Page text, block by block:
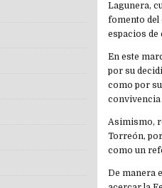
Lagunera,
fomento del
espacios de
En este
por su
como por
Asimismo,
Torreón,
como un
De manera